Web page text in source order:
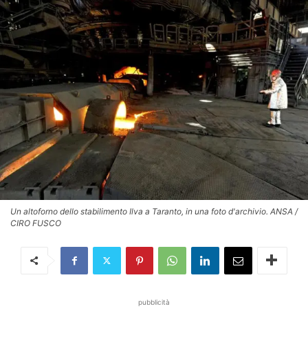
Un altoforno dello stabilimento Ilva a Taranto, in una foto d'archivio. ANSA /
CIRO FUSCO
pubblicità